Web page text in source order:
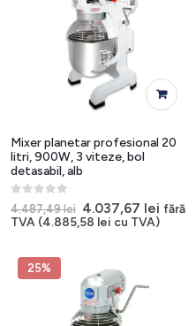
Mixer planetar profesional 20
litri, 900W, 3 viteze, bol
detasabil, alb
0 out of 5
4.487,49lei Prețul
inițial
4.037,67 leiPrețul
curent
fără
TVA (4.885,58 lei cu TVA)
25%